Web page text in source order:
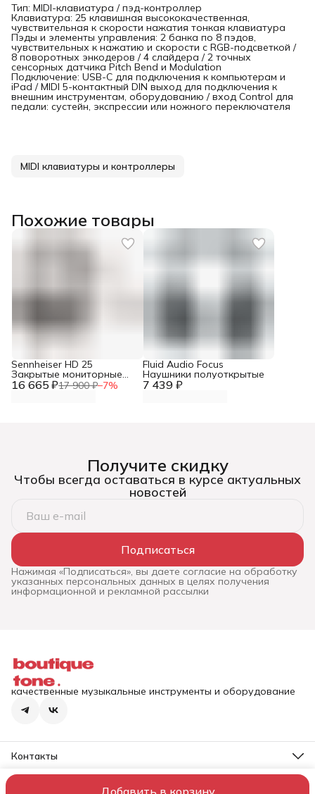
Добавить в корзину
Тип: MIDI-клавиатура / пэд-контроллер
Клавиатура: 25 клавишная высококачественная,
чувствительная к скорости нажатия тонкая клавиатура
Пэды и элементы управления: 2 банка по 8 пэдов,
чувствительных к нажатию и скорости с RGB-подсветкой /
8 поворотных энкодеров / 4 слайдера / 2 точных
сенсорных датчика Pitch Bend и Modulation
Подключение: USB-C для подключения к компьютерам и
iPad / MIDI 5-контактный DIN выход для подключения к
внешним инструментам, оборудованию / вход Control для
педали: сустейн, экспрессии или ножного переключателя
MIDI клавиатуры и контроллеры
Похожие товары
16 665 ₽17 900 ₽−7%
Sennheiser HD 25
Закрытые мониторные
проводные наушники 7 439 ₽
Fluid Audio Focus
Наушники полуоткрытые
Получите скидку
Чтобы всегда оставаться в курсе актуальных
новостей
Подписаться
Нажимая «Подписаться», вы даете согласие на обработку
указанных персональных данных в целях получения
информационной и рекламной рассылки
качественные музыкальные инструменты и оборудование
Контакты
Адрес